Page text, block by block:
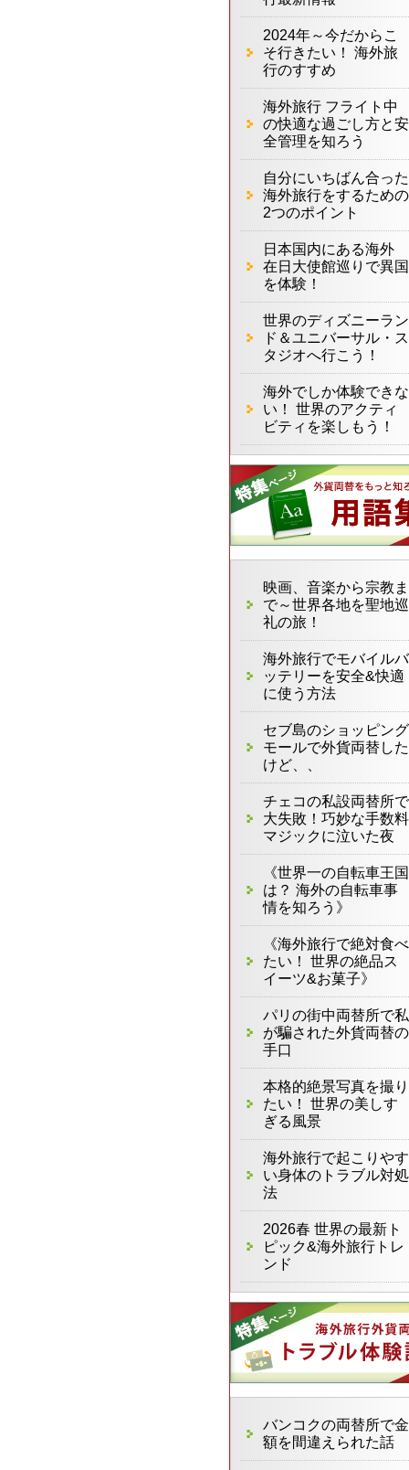
2024年～今だからこ
そ行きたい！ 海外旅
行のすすめ
海外旅行 フライト中
の快適な過ごし方と安
全管理を知ろう
自分にいちばん合った
海外旅行をするための
2つのポイント
日本国内にある海外
在日大使館巡りで異国
を体験！
世界のディズニーラン
ド＆ユニバーサル・ス
タジオへ行こう！
海外でしか体験できな
い！ 世界のアクティ
ビティを楽しもう！
映画、音楽から宗教ま
で～世界各地を聖地巡
礼の旅！
海外旅行でモバイルバ
ッテリーを安全&快適
に使う方法
セブ島のショッピング
モールで外貨両替した
けど、、
チェコの私設両替所で
大失敗！巧妙な手数料
マジックに泣いた夜
《世界一の自転車王国
は？ 海外の自転車事
情を知ろう》
《海外旅行で絶対食べ
たい！ 世界の絶品ス
イーツ&お菓子》
パリの街中両替所で私
が騙された外貨両替の
手口
本格的絶景写真を撮り
たい！ 世界の美しす
ぎる風景
海外旅行で起こりやす
い身体のトラブル対処
法
2026春 世界の最新ト
ピック&海外旅行トレ
ンド
バンコクの両替所で金
額を間違えられた話